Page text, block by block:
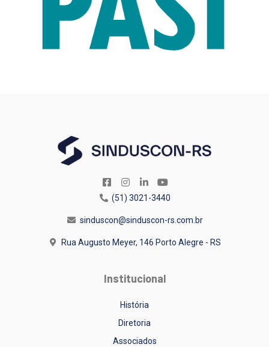
(51) 3021-3440
sinduscon@sinduscon-rs.com.br
Rua Augusto Meyer, 146 Porto Alegre - RS
Institucional
História
Diretoria
Associados